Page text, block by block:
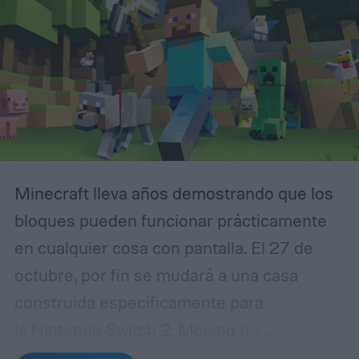
sin restricciones en el canal oficial de
YouTube de Rockstar Games y en el sitio
web de GTA VI, es decir, a las 21:00 ET.
Minecraft lleva años demostrando que los
bloques pueden funcionar prácticamente
en cualquier cosa con pantalla. El 27 de
octubre, por fin se mudará a una casa